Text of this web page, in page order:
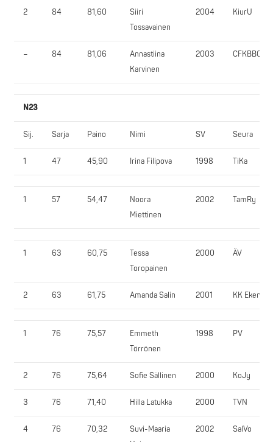
2 84 81,60
Siiri
Tossavainen
2004 KiurU
– 84 81,06
Annastiina
Karvinen
2003 CFKBBC
N23
Sij. Sarja Paino Nimi SV Seura
1 47 45,90 Irina Filipova 1998 TiKa
1 57 54,47
Noora
Miettinen
2002 TamRy
1 63 60,75
Tessa
Toropainen
2000 ÄV
2 63 61,75 Amanda Salin 2001 KK Eken
1 76 75,57
Emmeth
Törrönen
1998 PV
2 76 75,64 Sofie Sällinen 2000 KoJy
3 76 71,40 Hilla Latukka 2000 TVN
4 76 70,32
Suvi-Maaria
2002 SalVo